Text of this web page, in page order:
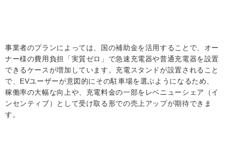
事業者のプランによっては、国の補助金を活用することで、オー
ナー様の費用負担「実質ゼロ」で急速充電器や普通充電器を設置
できるケースが増加しています。充電スタンドが設置されること
で、EVユーザーが意図的にその駐車場を選ぶようになるため、
稼働率の大幅な向上や、充電料金の一部をレベニューシェア（イ
ンセンティブ）として受け取る形での売上アップが期待できま
す。